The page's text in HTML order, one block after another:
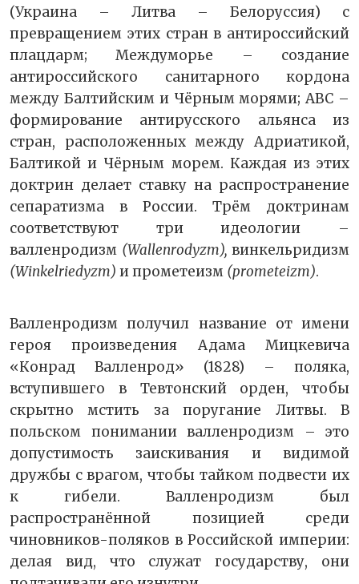
(Украина – Литва – Белоруссия) с
превращением этих стран в антироссийский
плацдарм; Междуморье – создание
антироссийского санитарного кордона
между Балтийским и Чёрным морями; АВС –
формирование антирусского альянса из
стран, расположенных между Адриатикой,
Балтикой и Чёрным морем. Каждая из этих
доктрин делает ставку на распространение
сепаратизма в России. Трём доктринам
соответствуют три идеологии –
валленродизм (Wallenrodyzm), винкельридизм
(Winkelriedyzm) и прометеизм (prometeizm).
Валленродизм получил название от имени
героя произведения Адама Мицкевича
«Конрад Валленрод» (1828) – поляка,
вступившего в Тевтонский орден, чтобы
скрытно мстить за поругание Литвы. В
польском понимании валленродизм – это
допустимость заискивания и видимой
дружбы с врагом, чтобы тайком подвести их
к гибели. Валленродизм был
распространённой позицией среди
чиновников-поляков в Российской империи:
делая вид, что служат государству, они